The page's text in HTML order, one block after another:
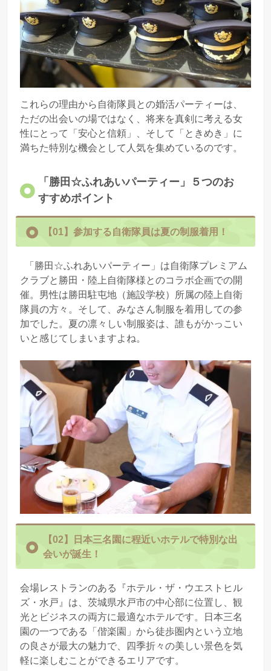
これらの理由から自衛隊員との婚活パーティーは、
ただの出会いの場ではなく、将来を真剣に考える女
性にとって「安心と信頼」、そして「ときめき」に
満ちた特別な機会として人気を集めているのです。
「勝田☆ふれあいパーティー」５つのお
すすめポイント
【01】参加する自衛隊員は夏の制服着用！
「勝田☆ふれあいパーティー」は自衛隊プレミアム
クラブと勝田・陸上自衛隊様とのコラボ企画での開
催。男性は勝田駐屯地（施設学校）所属の陸上自衛
隊員の方々。そして、みなさん制服を着用しての参
加でした。夏の凛々しい制服姿は、誰もがかっこい
いと感じてしまいますよね。
【02】日本三名園に程近いホテルで特別な出
会いが誕生！
会場レストランのある『ホテル・ザ・ウエストヒル
ズ・水戸』は、茨城県水戸市の中心部に位置し、観
光とビジネスの両方に最適なホテルです。日本三名
園の一つである「偕楽園」から徒歩圏内という立地
の良さが最大の魅力で、四季折々の美しい景色を気
軽に楽しむことができるエリアです。